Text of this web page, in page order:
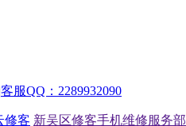
客服QQ：2289932090
修客 新吴区修客手机维修服务部